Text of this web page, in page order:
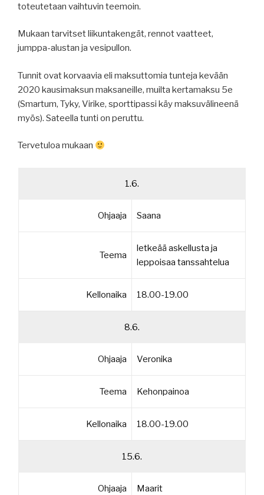
toteutetaan vaihtuvin teemoin.
Mukaan tarvitset liikuntakengät, rennot vaatteet,
jumppa-alustan ja vesipullon.
Tunnit ovat korvaavia eli maksuttomia tunteja kevään
2020 kausimaksun maksaneille, muilta kertamaksu 5e
(Smartum, Tyky, Virike, sporttipassi käy maksuvälineenä
myös). Sateella tunti on peruttu.
Tervetuloa mukaan
1.6.
Ohjaaja Saana
Teema
letkeää askellusta ja
leppoisaa tanssahtelua
Kellonaika 18.00-19.00
8.6.
Ohjaaja Veronika
Teema Kehonpainoa
Kellonaika 18.00-19.00
15.6.
Ohjaaja Maarit